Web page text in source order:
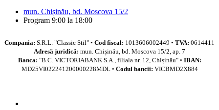
mun. Chișinău, bd. Moscova 15/2
Program 9:00 la 18:00
Compania: S.R.L. "Classic Stil" • Cod fiscal: 1013606002449 • TVA: 0614411
Adresă juridică: mun. Chișinău, bd. Moscova 15/2, ap. 7
Banca: "B.C. VICTORIABANK S.A., filiala nr. 12, Chișinău" • IBAN:
MD25VI022241200000228MDL • Codul bancii: VICBMD2X884